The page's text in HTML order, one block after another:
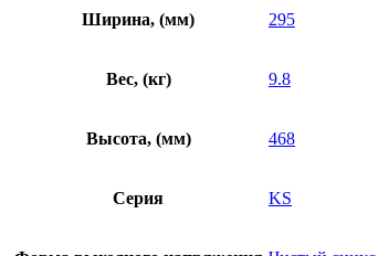
Ширина, (мм) 295
Вес, (кг) 9.8
Высота, (мм) 468
Серия KS